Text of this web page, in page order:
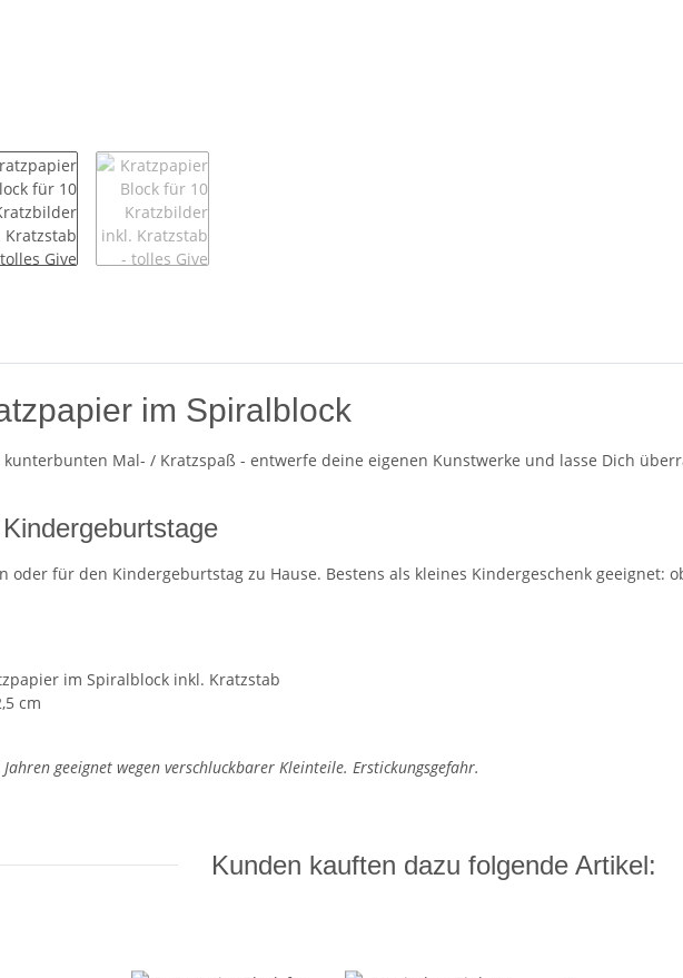
im Spiralblock
Mal- / Kratzspaß - entwerfe deine eigenen Kunstwerke und lasse Dich
oder für den Kindergeburtstag zu Hause. Bestens als kleines Kindergeschenk geeignet:
im Spiralblock inkl. Kratzstab
cm
geeignet wegen verschluckbarer Kleinteile. Erstickungsgefahr.
Kunden kauften dazu folgende Artikel: